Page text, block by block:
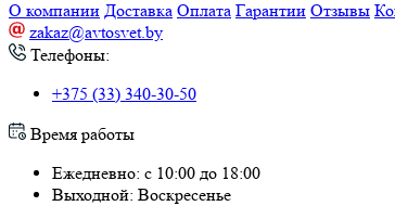
О компании Доставка Оплата Гарантии Отзывы
zakaz@avtosvet.by
Телефоны:
+375 (33) 340-30-50
Время работы
Ежедневно: с 10:00 до 18:00
Выходной: Воскресенье